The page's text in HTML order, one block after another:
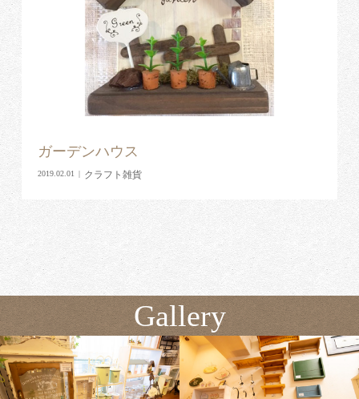
ガーデンハウス
2019.02.01 クラフト雑貨
Gallery